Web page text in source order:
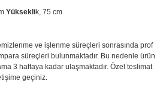
Yükseklik, 75 cm
ve işlenme süreçleri sonrasında prof
süreçleri bulunmaktadır. Bu nedenle ürün
3 haftaya kadar ulaşmaktadır. Özel teslimat
geçiniz.